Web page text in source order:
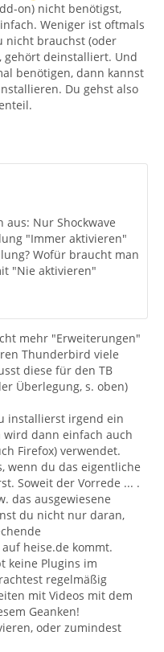
on) nicht benötigst,
Weniger ist oftmals
nicht brauchst (oder
gehört deinstalliert. Und
benötigen, dann kannst
Du gehst also
aus: Nur Shockwave
"Immer aktivieren"
Wofür braucht man
"Nie aktivieren"
mehr "Erweiterungen"
Thunderbird viele
diese für den TB
Überlegung, s. oben)
installierst irgend ein
wird dann einfach auch
Firefox) verwendet.
wenn du das eigentliche
Soweit der Vorrede ... .
das ausgewiesene
du nicht nur daran,
heise.de kommt.
keine Plugins im
regelmäßig
mit Videos mit dem
Geanken!
oder zumindest